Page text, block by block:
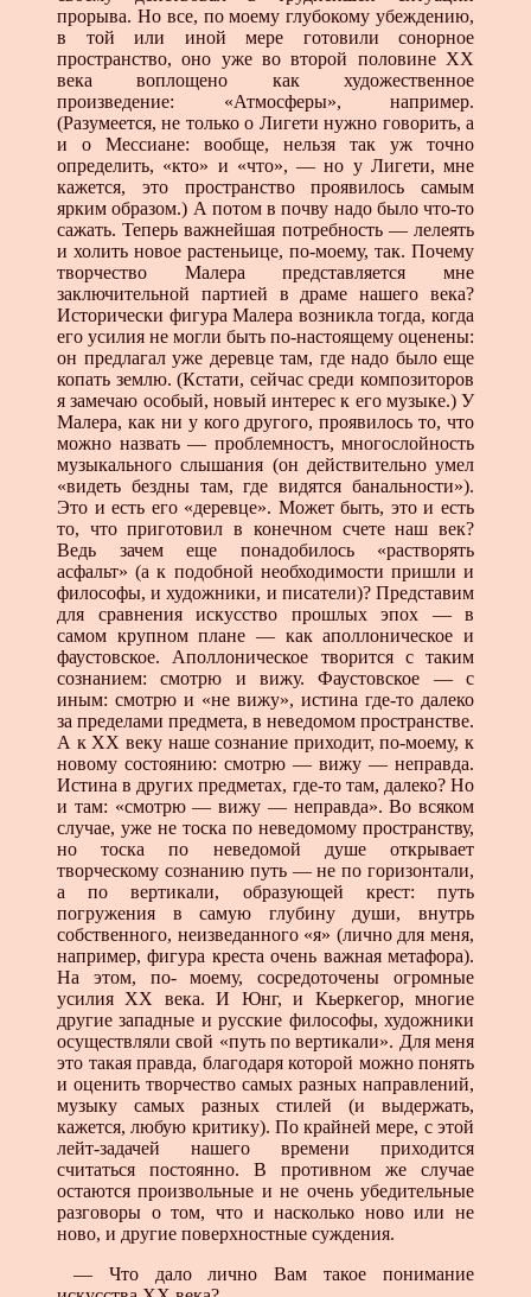
прорыва. Но все, по моему глубокому убеждению,
в той или иной мере готовили сонорное
пространство, оно уже во второй половине XX
века воплощено как художественное
произведение: «Атмосферы», например.
(Разумеется, не только о Лигети нужно говорить, а
и о Мессиане: вообще, нельзя так уж точно
определить, «кто» и «что», — но у Лигети, мне
кажется, это пространство проявилось самым
ярким образом.) А потом в почву надо было что-то
сажать. Теперь важнейшая потребность — лелеять
и холить новое растеньице, по-моему, так. Почему
творчество Малера представляется мне
заключительной партией в драме нашего века?
Исторически фигура Малера возникла тогда, когда
его усилия не могли быть по-настоящему оценены:
он предлагал уже деревце там, где надо было еще
копать землю. (Кстати, сейчас среди композиторов
я замечаю особый, новый интерес к его музыке.) У
Малера, как ни у кого другого, проявилось то, что
можно назвать — проблемностъ, многослойность
музыкального слышания (он действительно умел
«видеть бездны там, где видятся банальности»).
Это и есть его «деревце». Может быть, это и есть
то, что приготовил в конечном счете наш век?
Ведь зачем еще понадобилось «растворять
асфальт» (а к подобной необходимости пришли и
философы, и художники, и писатели)? Представим
для сравнения искусство прошлых эпох — в
самом крупном плане — как аполлоническое и
фаустовское. Аполлоническое творится с таким
сознанием: смотрю и вижу. Фаустовское — с
иным: смотрю и «не вижу», истина где-то далеко
за пределами предмета, в неведомом пространстве.
А к XX веку наше сознание приходит, по-моему, к
новому состоянию: смотрю — вижу — неправда.
Истина в других предметах, где-то там, далеко? Но
и там: «смотрю — вижу — неправда». Во всяком
случае, уже не тоска по неведомому пространству,
но тоска по неведомой душе открывает
творческому сознанию путь — не по горизонтали,
а по вертикали, образующей крест: путь
погружения в самую глубину души, внутрь
собственного, неизведанного «я» (лично для меня,
например, фигура креста очень важная метафора).
На этом, по- моему, сосредоточены огромные
усилия XX века. И Юнг, и Кьеркегор, многие
другие западные и русские философы, художники
осуществляли свой «путь по вертикали». Для меня
это такая правда, благодаря которой можно понять
и оценить творчество самых разных направлений,
музыку самых разных стилей (и выдержать,
кажется, любую критику). По крайней мере, с этой
лейт-задачей нашего времени приходится
считаться постоянно. В противном же случае
остаются произвольные и не очень убедительные
разговоры о том, что и насколько ново или не
ново, и другие поверхностные суждения.
— Что дало лично Вам такое понимание